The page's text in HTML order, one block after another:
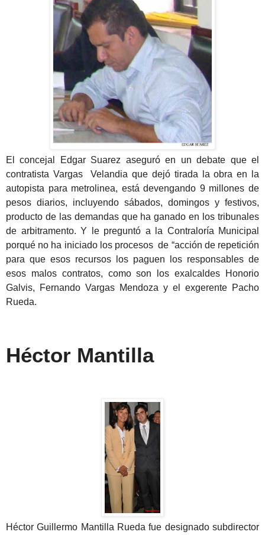
El concejal Edgar Suarez aseguró en un debate que el
contratista Vargas Velandia que dejó tirada la obra en la
autopista para metrolinea, está devengando 9 millones de
pesos diarios, incluyendo sábados, domingos y festivos,
producto de las demandas que ha ganado en los tribunales
de arbitramento. Y le preguntó a la Contraloría Municipal
porqué no ha iniciado los procesos de “acción de repetición
para que esos recursos los paguen los responsables de
esos malos contratos, como son los exalcaldes Honorio
Galvis, Fernando Vargas Mendoza y el exgerente Pacho
Rueda.
Héctor Mantilla
Héctor Guillermo Mantilla Rueda fue designado subdirector